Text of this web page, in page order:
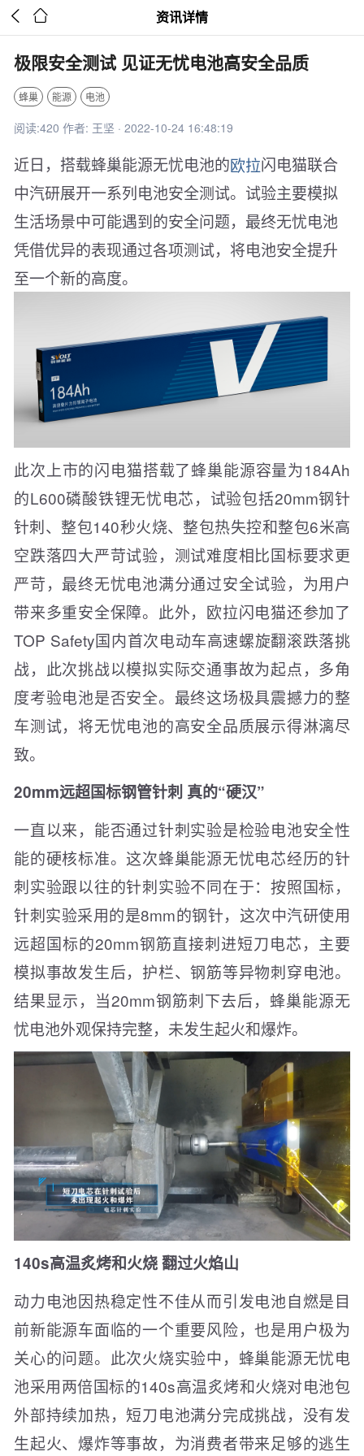
  资讯详情
极限安全测试 见证无忧电池高安全品质
蜂巢 能源 电池
阅读:420 作者: 王坚 · 2022-10-24 16:48:19
近日，搭载蜂巢能源无忧电池的欧拉闪电猫联合
中汽研展开一系列电池安全测试。试验主要模拟
生活场景中可能遇到的安全问题，最终无忧电池
凭借优异的表现通过各项测试，将电池安全提升
至一个新的高度。
此次上市的闪电猫搭载了蜂巢能源容量为184Ah
的L600磷酸铁锂无忧电芯，试验包括20mm钢针
针刺、整包140秒火烧、整包热失控和整包6米高
空跌落四大严苛试验，测试难度相比国标要求更
严苛，最终无忧电池满分通过安全试验，为用户
带来多重安全保障。此外，欧拉闪电猫还参加了
TOP Safety国内首次电动车高速螺旋翻滚跌落挑
战，此次挑战以模拟实际交通事故为起点，多角
度考验电池是否安全。最终这场极具震撼力的整
车测试，将无忧电池的高安全品质展示得淋漓尽
致。
20mm远超国标钢管针刺 真的“硬汉”
一直以来，能否通过针刺实验是检验电池安全性
能的硬核标准。这次蜂巢能源无忧电芯经历的针
刺实验跟以往的针刺实验不同在于：按照国标，
针刺实验采用的是8mm的钢针，这次中汽研使用
远超国标的20mm钢筋直接刺进短刀电芯，主要
模拟事故发生后，护栏、钢筋等异物刺穿电池。
结果显示，当20mm钢筋刺下去后，蜂巢能源无
忧电池外观保持完整，未发生起火和爆炸。
140s高温炙烤和火烧 翻过火焰山
动力电池因热稳定性不佳从而引发电池自燃是目
前新能源车面临的一个重要风险，也是用户极为
关心的问题。此次火烧实验中，蜂巢能源无忧电
池采用两倍国标的140s高温炙烤和火烧对电池包
外部持续加热，短刀电池满分完成挑战，没有发
生起火、爆炸等事故，为消费者带来足够的逃生